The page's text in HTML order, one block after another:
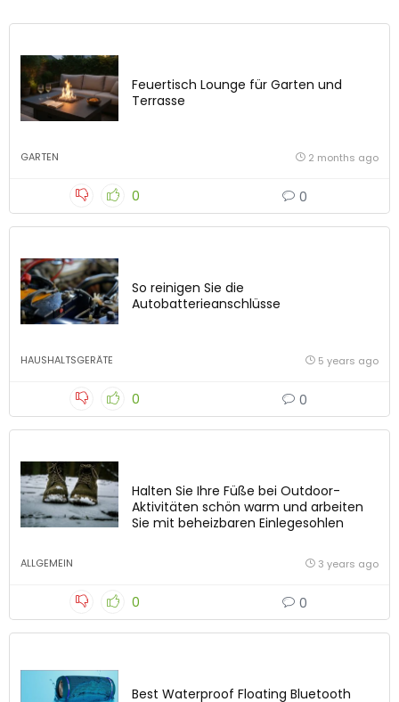
Feuertisch Lounge für Garten und
Terrasse
GARTEN 2 months ago
0 0
So reinigen Sie die
Autobatterieanschlüsse
HAUSHALTSGERÄTE 5 years ago
0 0
Halten Sie Ihre Füße bei Outdoor-
Aktivitäten schön warm und arbeiten
Sie mit beheizbaren Einlegesohlen
ALLGEMEIN 3 years ago
0 0
Best Waterproof Floating Bluetooth